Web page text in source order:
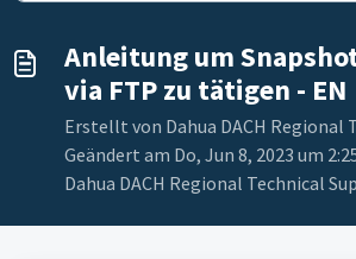
Anleitung um
via FTP zu tätigen - EN
Erstellt von Dahua DACH Regional
Geändert am Do, Jun 8, 2023 um
Dahua DACH Regional Technical